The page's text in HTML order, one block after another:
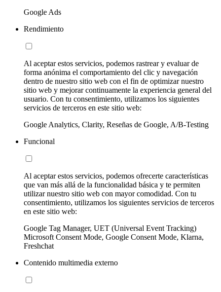
Google Ads
Rendimiento
Al aceptar estos servicios, podemos rastrear y evaluar de
forma anónima el comportamiento del clic y navegación
dentro de nuestro sitio web con el fin de optimizar nuestro
sitio web y mejorar continuamente la experiencia general del
usuario. Con tu consentimiento, utilizamos los siguientes
servicios de terceros en este sitio web:
Google Analytics, Clarity, Reseñas de Google, A/B-Testing
Funcional
Al aceptar estos servicios, podemos ofrecerte características
que van más allá de la funcionalidad básica y te permiten
utilizar nuestro sitio web con mayor comodidad. Con tu
consentimiento, utilizamos los siguientes servicios de terceros
en este sitio web:
Google Tag Manager, UET (Universal Event Tracking)
Microsoft Consent Mode, Google Consent Mode, Klarna,
Freshchat
Contenido multimedia externo